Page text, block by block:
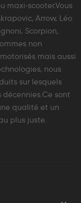
maxi-scooter.Vous
Arrow, Léo
Scorpion,
non
mais aussi
nous
sur lesquels
sont
qualité et un
plus juste.